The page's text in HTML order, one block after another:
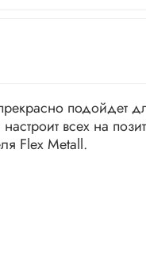
подойдет
настроит всех на
Flex Metall.